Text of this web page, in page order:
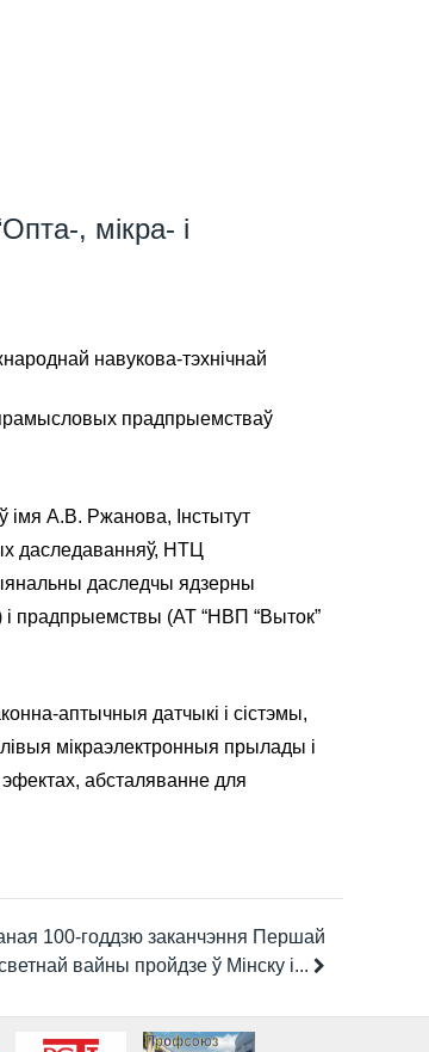
, мікра- і
навукова-тэхнічнай
прадпрыемстваў
імя А.В. Ржанова, Інстытут
даследаванняў, НТЦ
даследчы ядзерны
і прадпрыемствы (АТ “НВП “Выток”
аптычныя датчыкі і сістэмы,
мікраэлектронныя прылады і
абсталяванне для
100-годдзю заканчэння Першай
вайны пройдзе ў Мінску і...